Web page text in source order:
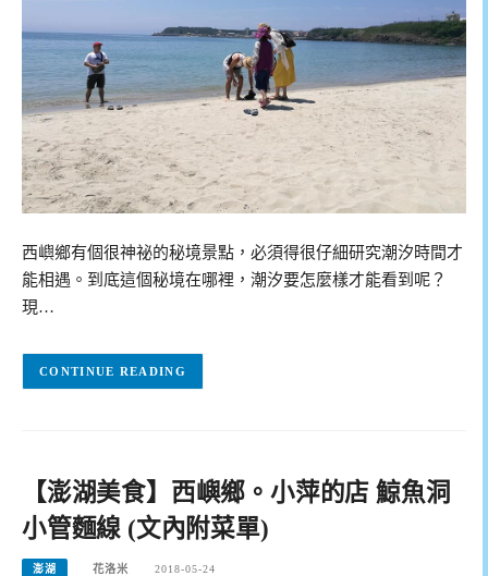
西嶼鄉有個很神祕的秘境景點，必須得很仔細研究潮汐時間才
能相遇。到底這個秘境在哪裡，潮汐要怎麼樣才能看到呢？
現…
CONTINUE READING
【澎湖美食】西嶼鄉。小萍的店 鯨魚洞
小管麵線 (文內附菜單)
澎湖 花洛米 2018-05-24